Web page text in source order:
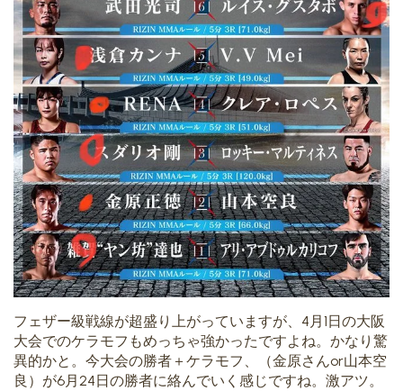
フェザー級戦線が超盛り上がっていますが、4月1日の大阪
大会でのケラモフもめっちゃ強かったですよね。かなり驚
異的かと。今大会の勝者＋ケラモフ、（金原さんor山本空
良）が6月24日の勝者に絡んでいく感じですね。激アツ。